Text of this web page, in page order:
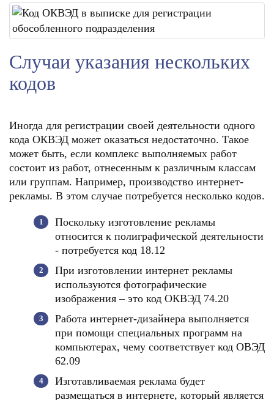
Случаи указания нескольких
кодов
Иногда для регистрации своей деятельности одного
кода ОКВЭД может оказаться недостаточно. Такое
может быть, если комплекс выполняемых работ
состоит из работ, отнесенным к различным классам
или группам. Например, производство интернет-
рекламы. В этом случае потребуется несколько кодов.
Поскольку изготовление рекламы
относится к полиграфической деятельности
- потребуется код 18.12
При изготовлении интернет рекламы
используются фотографические
изображения – это код ОКВЭД 74.20
Работа интернет-дизайнера выполняется
при помощи специальных программ на
компьютерах, чему соответствует код ОВЭД
62.09
Изготавливаемая реклама будет
размещаться в интернете, который является